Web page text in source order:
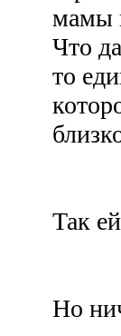
мамы
Что
то
Так
Но